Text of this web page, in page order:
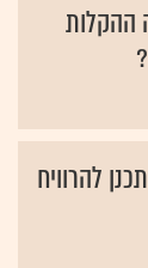
ההקלות
להרוויח